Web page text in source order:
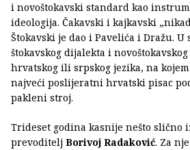
i novoštokavski standard kao
ideologija. Čakavski i kajkavski
Štokavski je dao i Pavelića i Dražu. U
štokavskog dijalekta i
hrvatskog ili srpskog jezika, na
najveći poslijeratni hrvatski pisac
pakleni stroj.
Trideset godina kasnije nešto slično
prevoditelj Borivoj Radaković. Za